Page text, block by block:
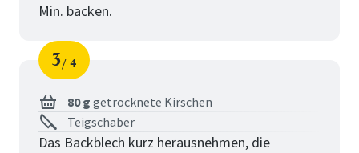
Min. backen.
Schritt
3
von
4
80 g getrocknete Kirschen
Teigschaber
Das Backblech kurz herausnehmen, die